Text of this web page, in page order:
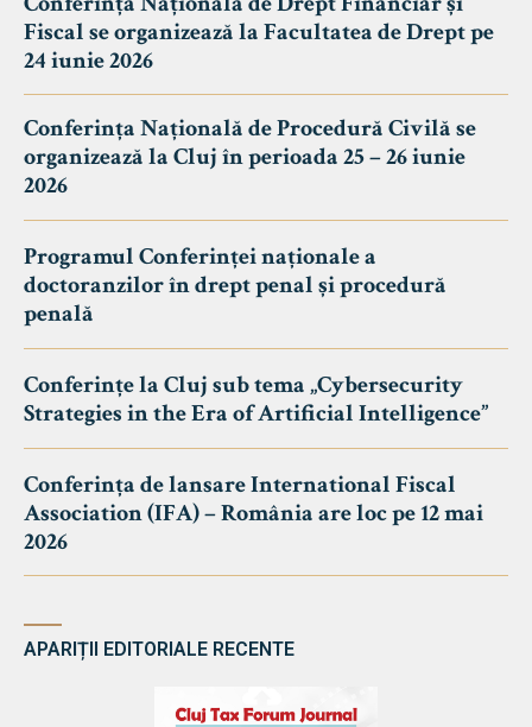
Fiscal se organizează la Facultatea de Drept pe
24 iunie 2026
Conferința Națională de Procedură Civilă se
organizează la Cluj în perioada 25 – 26 iunie
2026
Programul Conferinței naționale a
doctoranzilor în drept penal și procedură
penală
Conferințe la Cluj sub tema „Cybersecurity
Strategies in the Era of Artificial Intelligence”
Conferința de lansare International Fiscal
Association (IFA) – România are loc pe 12 mai
2026
APARIȚII EDITORIALE RECENTE